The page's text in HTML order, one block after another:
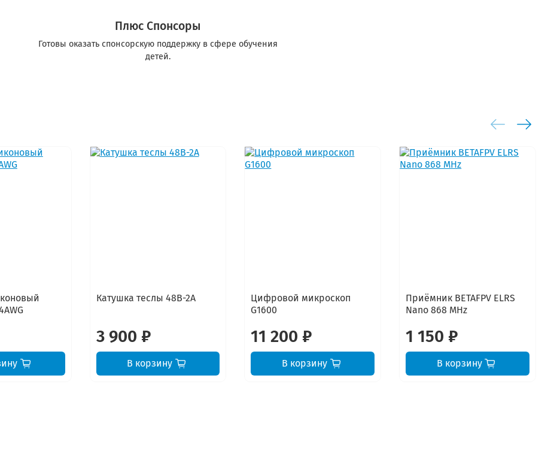
Плюс Спонсоры
Готовы оказать спонсорскую поддержку в сфере обучения
детей.
Катушка теслы 48В-2А
3 900 ₽
В корзину
Цифровой микроскоп
G1600
11 200 ₽
В корзину
Приёмник BETAFPV ELRS
Nano 868 MHz
1 150 ₽
В корзину